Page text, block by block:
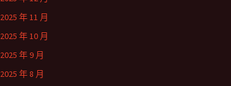
2025 年 11 月
2025 年 10 月
2025 年 9 月
2025 年 8 月